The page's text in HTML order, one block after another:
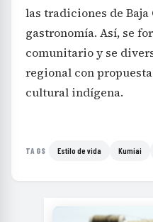
las tradiciones de
gastronomía. Así, se
comunitario y se
regional con
cultural indígena.
TAGS Estilo de vida Kumiai